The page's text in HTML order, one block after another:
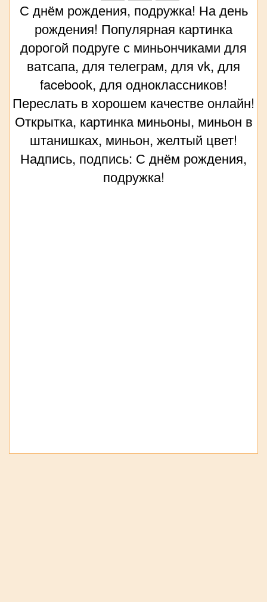
С днём рождения, подружка! На день
рождения! Популярная картинка
дорогой подруге с миньончиками для
ватсапа, для телеграм, для vk, для
facebook, для одноклассников!
Переслать в хорошем качестве онлайн!
Открытка, картинка миньоны, миньон в
штанишках, миньон, желтый цвет!
Надпись, подпись: С днём рождения,
подружка!